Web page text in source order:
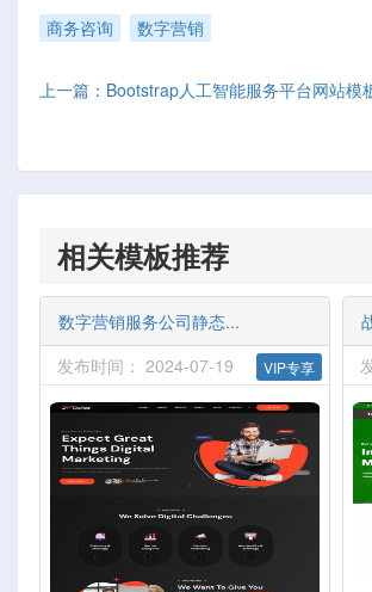
商务咨询 数字营销
上一篇：Bootstrap人工智能服务平台网站模
相关模板推荐
数字营销服务公司静态...
发布时间： 2024-07-19
VIP专享